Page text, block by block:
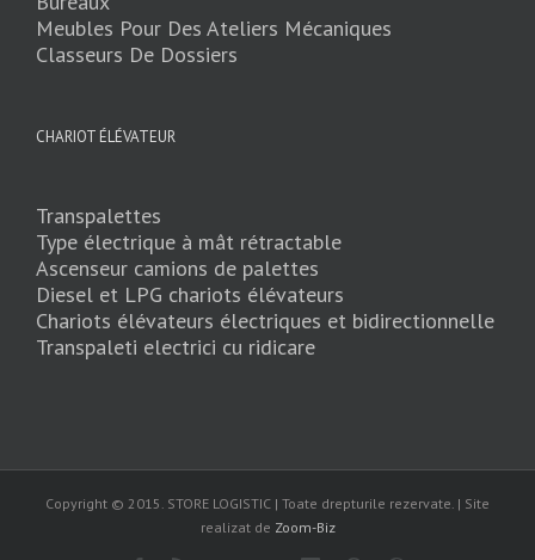
Meubles Pour Des Ateliers Mécaniques
Classeurs De Dossiers
CHARIOT ÉLÉVATEUR
Transpalettes
Type électrique à mât rétractable
Ascenseur camions de palettes
Diesel et LPG chariots élévateurs
Chariots élévateurs électriques et bidirectionnelle
Transpaleti electrici cu ridicare
Copyright © 2015. STORE LOGISTIC | Toate drepturile rezervate. | Site
realizat de Zoom-Biz